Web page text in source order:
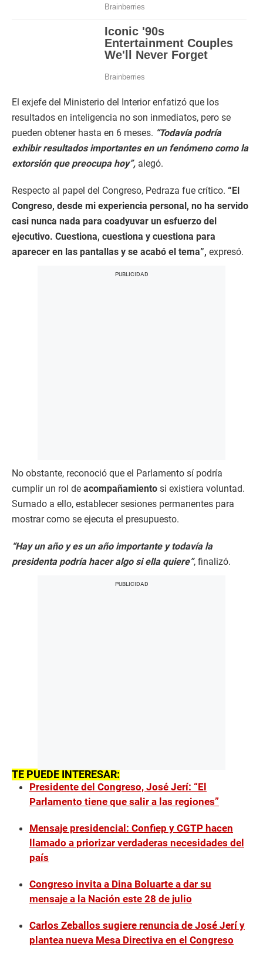
El exjefe del Ministerio del Interior enfatizó que los
resultados en inteligencia no son inmediatos, pero se
pueden obtener hasta en 6 meses. “Todavía podría
exhibir resultados importantes en un fenómeno como la
extorsión que preocupa hoy”, alegó.
Respecto al papel del Congreso, Pedraza fue crítico. “El
Congreso, desde mi experiencia personal, no ha servido
casi nunca nada para coadyuvar un esfuerzo del
ejecutivo. Cuestiona, cuestiona y cuestiona para
aparecer en las pantallas y se acabó el tema”, expresó.
No obstante, reconoció que el Parlamento sí podría
cumplir un rol de acompañamiento si existiera voluntad.
Sumado a ello, establecer sesiones permanentes para
mostrar como se ejecuta el presupuesto.
“Hay un año y es un año importante y todavía la
presidenta podría hacer algo si ella quiere”, finalizó.
TE PUEDE INTERESAR:
Presidente del Congreso, José Jerí: “El
Parlamento tiene que salir a las regiones”
Mensaje presidencial: Confiep y CGTP hacen
llamado a priorizar verdaderas necesidades del
país
Congreso invita a Dina Boluarte a dar su
mensaje a la Nación este 28 de julio
Carlos Zeballos sugiere renuncia de José Jerí y
plantea nueva Mesa Directiva en el Congreso